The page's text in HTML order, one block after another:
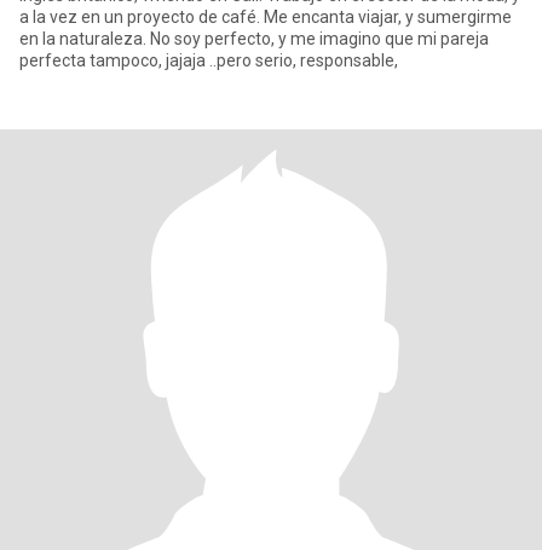
a la vez en un proyecto de café. Me encanta viajar, y sumergirme
en la naturaleza. No soy perfecto, y me imagino que mi pareja
perfecta tampoco, jajaja ..pero serio, responsable,